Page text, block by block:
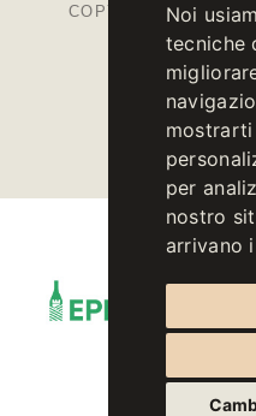
Noi
tecniche
per
nostro
arrivano
COPYRIGHT © 2026
P.IVA